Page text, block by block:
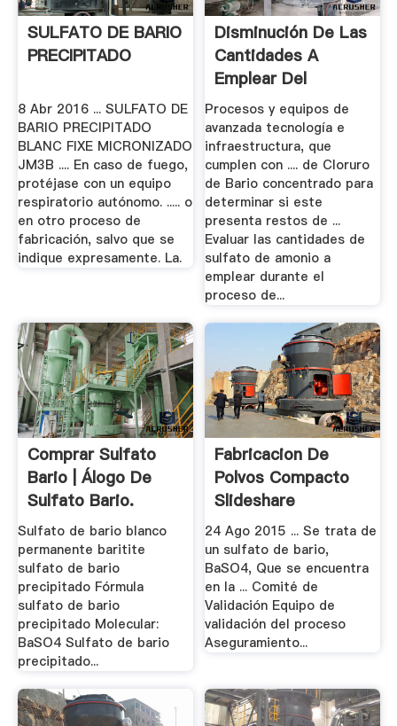
SULFATO DE BARIO
PRECIPITADO
8 Abr 2016 ... SULFATO DE
BARIO PRECIPITADO
BLANC FIXE MICRONIZADO
JM3B .... En caso de fuego,
protéjase con un equipo
respiratorio autónomo. ..... o
en otro proceso de
fabricación, salvo que se
indique expresamente. La.
Disminución De Las
Cantidades A
Emplear Del
Reactivo.
Procesos y equipos de
avanzada tecnología e
infraestructura, que
cumplen con .... de Cloruro
de Bario concentrado para
determinar si este
presenta restos de ...
Evaluar las cantidades de
sulfato de amonio a
emplear durante el
proceso de...
Comprar Sulfato
Bario | Álogo De
Sulfato Bario.
Sulfato de bario blanco
permanente baritite
sulfato de bario
precipitado Fórmula
sulfato de bario
precipitado Molecular:
BaSO4 Sulfato de bario
precipitado...
Fabricacion De
Polvos Compacto
Slideshare
24 Ago 2015 ... Se trata de
un sulfato de bario,
BaSO4, Que se encuentra
en la ... Comité de
Validación Equipo de
validación del proceso
Aseguramiento...